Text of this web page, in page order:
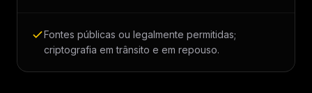
Fontes públicas ou legalmente permitidas;
criptografia em trânsito e em repouso.